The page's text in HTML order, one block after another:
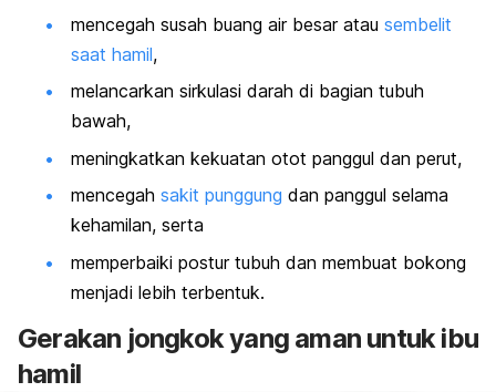
mencegah susah buang air besar atau sembelit
saat hamil,
melancarkan sirkulasi darah di bagian tubuh
bawah,
meningkatkan kekuatan otot panggul dan perut,
mencegah sakit punggung dan panggul selama
kehamilan, serta
memperbaiki postur tubuh dan membuat bokong
menjadi lebih terbentuk.
Gerakan jongkok yang aman untuk ibu
hamil